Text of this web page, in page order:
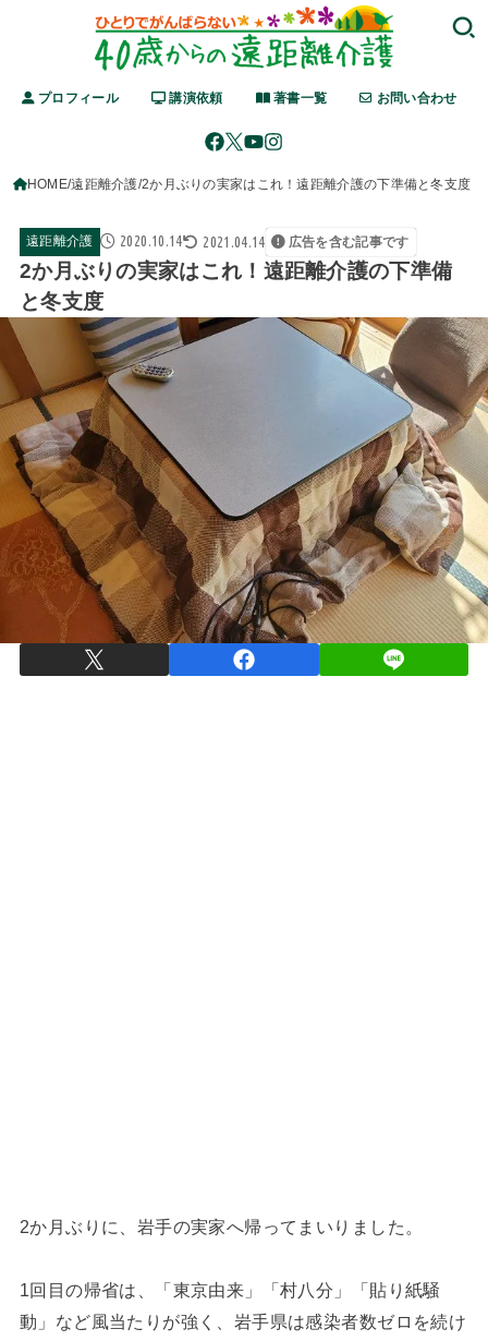
プロフィール 講演依頼 著書一覧 お問い合わせ
HOME 遠距離介護 2か月ぶりの実家はこれ！遠距離介護の下準備と冬支度
遠距離介護 2020.10.14 2021.04.14 広告を含む記事です
2か月ぶりの実家はこれ！遠距離介護の下準備
と冬支度
2か月ぶりに、岩手の実家へ帰ってまいりました。
1回目の帰省は、「東京由来」「村八分」「貼り紙騒
動」など風当たりが強く、岩手県は感染者数ゼロを続け